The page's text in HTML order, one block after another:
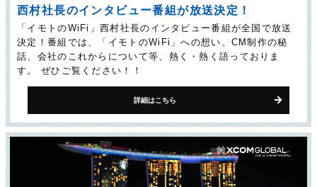
西村社長のインタビュー番組が放送決定！
「イモトのWiFi」西村社長のインタビュー番組が全国で放送
決定！番組では、「イモトのWiFi」への想い、CM制作の秘
話、会社のこれからについて等、熱く・熱く語っておりま
す。 ぜひご覧ください！！
詳細はこちら